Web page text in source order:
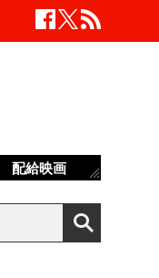
配給映画